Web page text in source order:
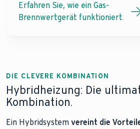
Erfahren Sie, wie ein Gas-
Brennwertgerät funktioniert.
DIE CLEVERE KOMBINATION
Hybridheizung: Die
Kombination.
Ein Hybridsystem vereint die